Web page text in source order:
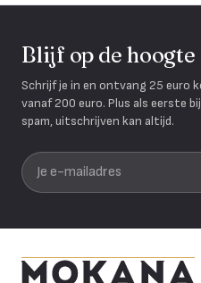
Blijf op de hoogte
Schrijf je in en ontvang 25 euro
vanaf 200 euro. Plus als eerste
spam, uitschrijven kan altijd.
Je e-mailadres